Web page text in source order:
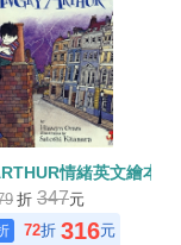
情緒英文繪本(
折 347元
72折 316元